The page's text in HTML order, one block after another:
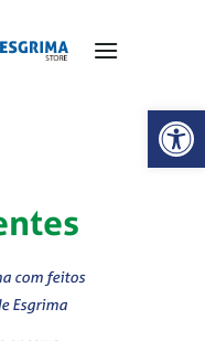
Abrir
com feitos
Esgrima